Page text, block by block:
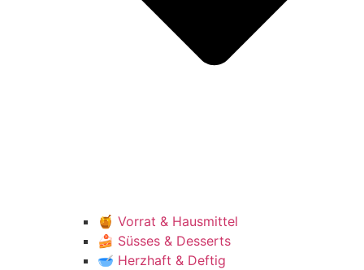
🍯 Vorrat & Hausmittel
🍰 Süsses & Desserts
🥣 Herzhaft & Deftig